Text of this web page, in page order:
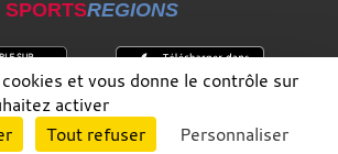
SPORTSREGIONS
CONNEXION
et vous donne le contrôle sur
activer
Tout refuser Personnaliser